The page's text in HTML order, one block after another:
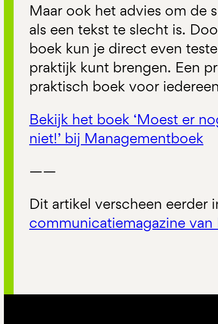
Maar ook het advies om de
als een tekst te slecht is.
boek kun je direct even
praktijk kunt brengen. Een
praktisch boek voor
Bekijk het boek ‘Moest er
niet!’ bij Managementboek
——
Dit artikel verscheen eerder
communicatiemagazine van